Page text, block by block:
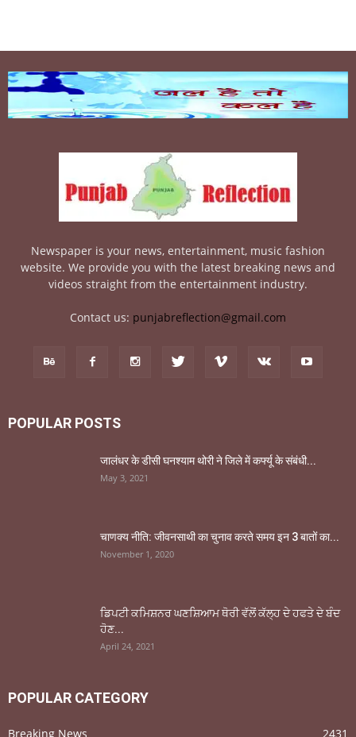
Newspaper is your news, entertainment, music fashion
website. We provide you with the latest breaking news and
videos straight from the entertainment industry.
Contact us: punjabreflection@gmail.com
POPULAR POSTS
जालंधर के डीसी घनश्याम थोरी ने जिले में कर्फ्यू के संबंधी...
May 3, 2021
चाणक्य नीति: जीवनसाथी का चुनाव करते समय इन 3 बातों का...
November 1, 2020
ਡਿਪਟੀ ਕਮਿਸ਼ਨਰ ਘਣਸ਼ਿਆਮ ਥੋਰੀ ਵੱਲੋਂ ਕੱਲ੍ਹ ਦੇ ਹਫਤੇ ਦੇ ਬੰਦ
ਹੋਣ...
April 24, 2021
POPULAR CATEGORY
Breaking News 2431